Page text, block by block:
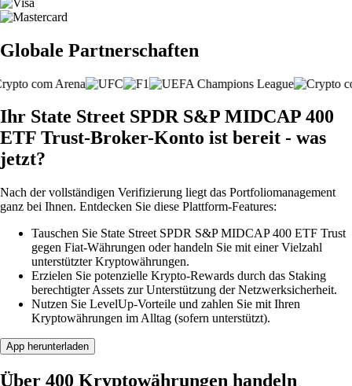
Globale Partnerschaften
Ihr State Street SPDR S&P MIDCAP 400
ETF Trust-Broker-Konto ist bereit - was
jetzt?
Nach der vollständigen Verifizierung liegt das Portfoliomanagement
ganz bei Ihnen. Entdecken Sie diese Plattform-Features:
Tauschen Sie State Street SPDR S&P MIDCAP 400 ETF Trust
gegen Fiat-Währungen oder handeln Sie mit einer Vielzahl
unterstützter Kryptowährungen.
Erzielen Sie potenzielle Krypto-Rewards durch das Staking
berechtigter Assets zur Unterstützung der Netzwerksicherheit.
Nutzen Sie LevelUp-Vorteile und zahlen Sie mit Ihren
Kryptowährungen im Alltag (sofern unterstützt).
App herunterladen
Über 400 Kryptowährungen handeln